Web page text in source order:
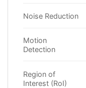
Noise Reduction
Motion
Detection
Region of
Interest (RoI)